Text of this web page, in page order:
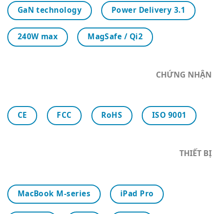
GaN technology Power Delivery 3.1
240W max MagSafe / Qi2
CHỨNG NHẬN
CE FCC RoHS ISO 9001
THIẾT BỊ
MacBook M-series iPad Pro